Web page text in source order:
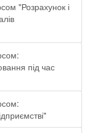
"Розрахунок і
під час